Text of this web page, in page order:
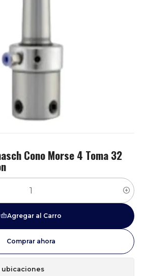
Cono Morse 4 Toma 32
Agregar al Carro
Comprar ahora
ubicaciones